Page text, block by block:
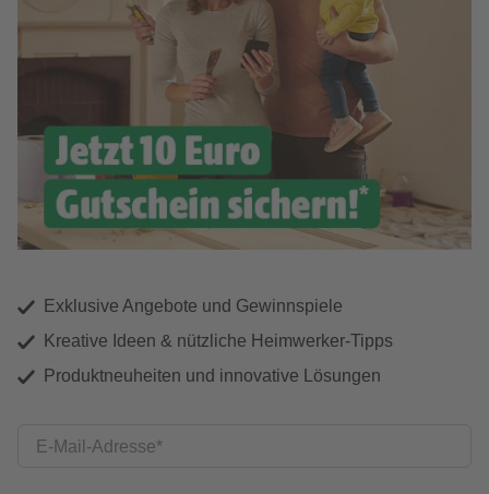
Exklusive Angebote und Gewinnspiele
Kreative Ideen & nützliche Heimwerker-Tipps
Produktneuheiten und innovative Lösungen
E-Mail-Adresse